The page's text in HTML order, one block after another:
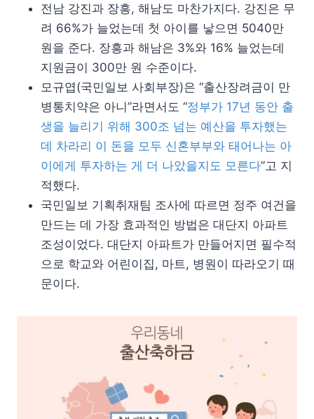
전남 강진과 장흥, 해남도 마찬가지다. 강진은 무
려 66%가 늘었는데 첫 아이를 낳으면 5040만
원을 준다. 장흥과 해남은 3%와 16% 늘었는데
지원금이 300만 원 수준이다.
모규엽(국민일보 사회부장)은 “출산장려금이 만
병통치약은 아니”라면서도 “정부가 17년 동안 출
생을 늘리기 위해 300조 넘는 예산을 투자했는
데 차라리 이 돈을 모두 신혼부부와 태어나는 아
이에게 투자하는 게 더 나았을지도 모른다”고 지
적했다.
국민일보 기획취재팀 조사에 따르면 정주 여건을
만드는 데 가장 효과적인 방법은 대단지 아파트
조성이었다. 대단지 아파트가 만들어지면 필수적
으로 학교와 어린이집, 마트, 병원이 따라오기 때
문이다.